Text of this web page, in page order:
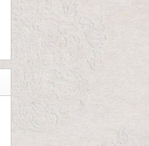
а